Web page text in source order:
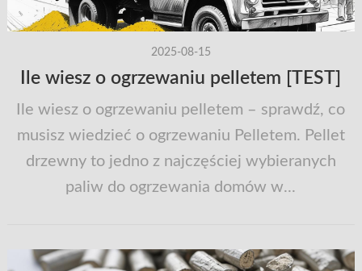
2025-08-15
Ile wiesz o ogrzewaniu pelletem [TEST]
Ile wiesz o ogrzewaniu pelletem – sprawdź, co
musisz wiedzieć o ogrzewaniu Pelletem. Pellet
drzewny to jedno z najczęściej wybieranych
paliw do ogrzewania domów w...